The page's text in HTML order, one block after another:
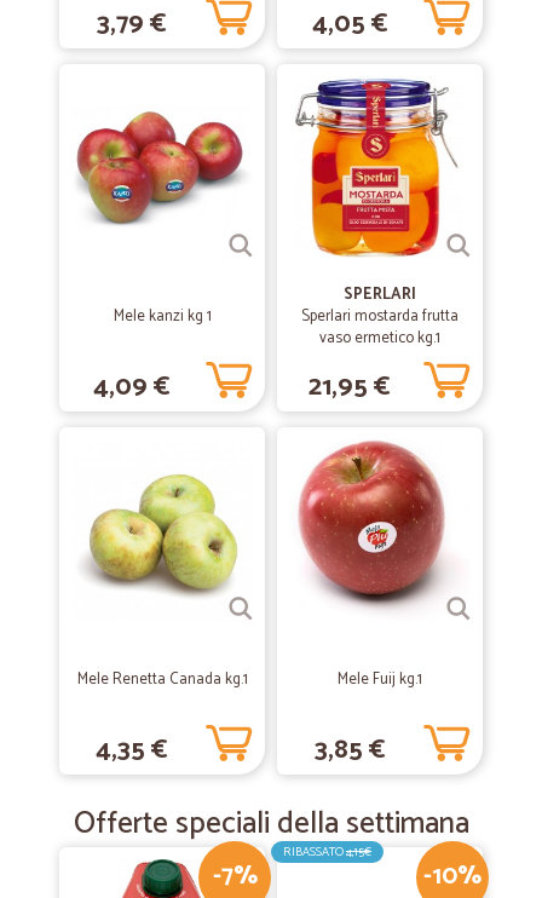
Servizio veloce , serio ed efficiente. Lo consiglio.
3,79 € 4,05 €
Mele kanzi kg 1
4,09 €
SPERLARI
Sperlari mostarda frutta
vaso ermetico kg.1
21,95 €
Mele Renetta Canada kg.1
4,35 €
Mele Fuij kg.1
3,85 €
Offerte speciali della settimana
-7% -10%
RIBASSATO4,15€